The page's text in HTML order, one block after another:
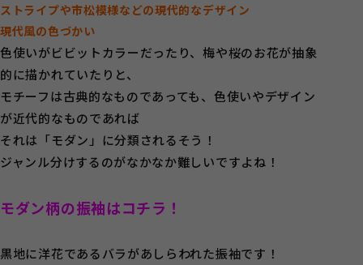
ストライプや市松模様などの現代的なデザイン
現代風の色づかい
色使いがビビットカラーだったり、梅や桜のお花が抽象
的に描かれていたりと、
モチーフは古典的なものであっても、色使いやデザイン
が近代的なものであれば
それは「モダン」に分類されるそう！
ジャンル分けするのがなかなか難しいですよね！
モダン柄の振袖はコチラ！
黒地に洋花であるバラがあしらわれた振袖です！